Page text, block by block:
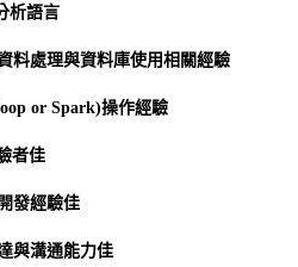
析語言
料處理與資料庫使用相關經驗
or Spark)操作經驗
者佳
發經驗佳
與溝通能力佳